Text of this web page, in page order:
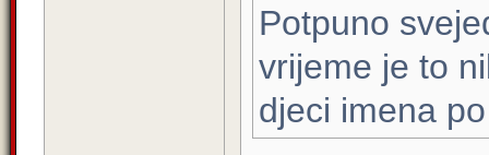
Potpuno
vrijeme je to
djeci imena